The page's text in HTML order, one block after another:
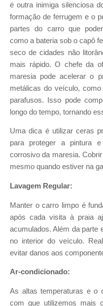
é outra inimiga silenciosa
formação de ferrugem e o
partes do carro que
como a bateria sob o capô
seco de cidades não
mais rápido. O chefe da
maresia pode acelerar o
metálicas do veículo,
parafusos. Isso pode
longo do tempo, tornando
Uma dica é utilizar ceras
para proteger a pintura
corrosivo da maresia.
mesmo quando estiver na
Lavagem Regular:
Manter o carro limpo é
após cada visita à praia
acumulados. Além da parte
no interior do veículo.
evitar danos aos
Ar-condicionado:
As altas temperaturas e o
com que utilizemos mais